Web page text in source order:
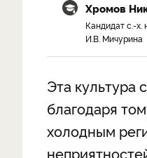
Хромов
Кандидат с.-
И.В. Мичурина
Эта культура
благодаря
холодным